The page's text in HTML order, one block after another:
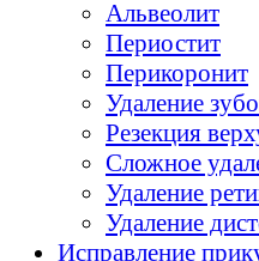
Альвеолит
Периостит
Перикоронит
Удаление
Резекция
Сложное
Удаление
Удаление
Исправление